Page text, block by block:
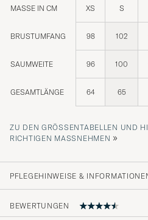
MASSE IN CM XS S
BRUSTUMFANG 98 102
SAUMWEITE 96 100
GESAMTLÄNGE 64 65
ZU DEN GRÖSSENTABELLEN UND
ICHTIGEN MASSNEHMEN
»
PFLEGEHINWEISE &
BEWERTUNGEN